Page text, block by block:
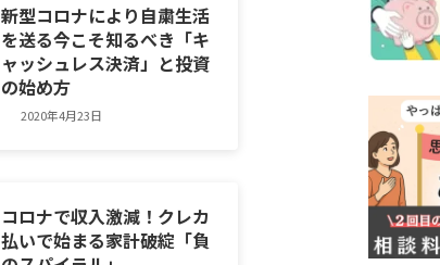
新型コロナにより自粛生活
を送る今こそ知るべき「キ
ャッシュレス決済」と投資
の始め方
2020年4月23日
コロナで収入激減！クレカ
払いで始まる家計破綻「負